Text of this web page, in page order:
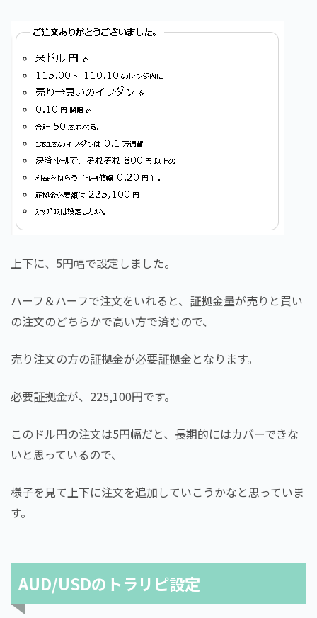
上下に、5円幅で設定しました。
ハーフ＆ハーフで注文をいれると、証拠金量が売りと買い
の注文のどちらかで高い方で済むので、
売り注文の方の証拠金が必要証拠金となります。
必要証拠金が、225,100円です。
このドル円の注文は5円幅だと、長期的にはカバーできな
いと思っているので、
様子を見て上下に注文を追加していこうかなと思っていま
す。
AUD/USDのトラリピ設定